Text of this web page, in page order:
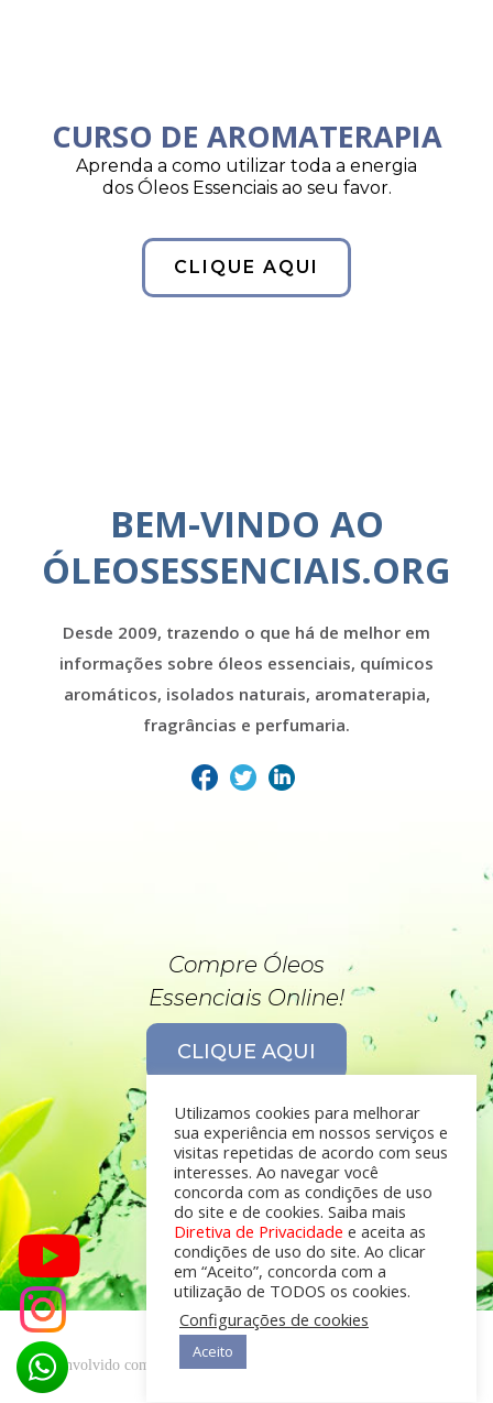
CURSO DE AROMATERAPIA
Aprenda a como utilizar toda a energia
dos Óleos Essenciais ao seu favor.
CLIQUE AQUI
BEM-VINDO AO
ÓLEOSESSENCIAIS.ORG
Desde 2009, trazendo o que há de melhor em
informações sobre óleos essenciais, químicos
aromáticos, isolados naturais, aromaterapia,
fragrâncias e perfumaria.
Compre Óleos
Essenciais Online!
CLIQUE AQUI
desenvolvido com por
Utilizamos cookies para melhorar
sua experiência em nossos serviços e
visitas repetidas de acordo com seus
interesses. Ao navegar você
concorda com as condições de uso
do site e de cookies. Saiba mais
Diretiva de Privacidade e aceita as
condições de uso do site. Ao clicar
em “Aceito”, concorda com a
utilização de TODOS os cookies.
Configurações de cookies
Aceito